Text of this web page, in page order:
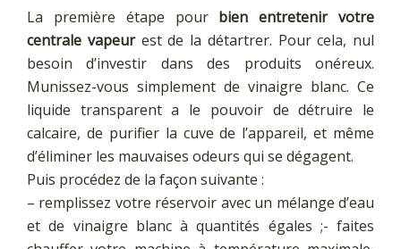
La première étape pour bien entretenir votre
centrale vapeurest de la détartrer. Pour cela, nul
besoin d’investir dans des produits onéreux.
Munissez-vous simplement de vinaigre blanc. Ce
liquide transparent a le pouvoir de détruire le
calcaire, de purifier la cuve de l’appareil, et même
d’éliminer les mauvaises odeurs qui se dégagent.
Puis procédez de la façon suivante :
– remplissez votre réservoir avec un mélange d’eau
et de vinaigre blanc à quantités égales ;- faites